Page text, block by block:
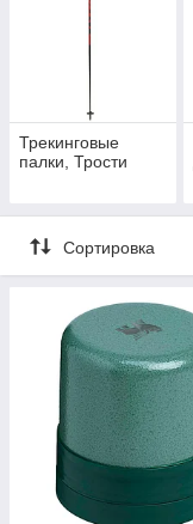
Трекинговые
палки, Трости
Сортировка